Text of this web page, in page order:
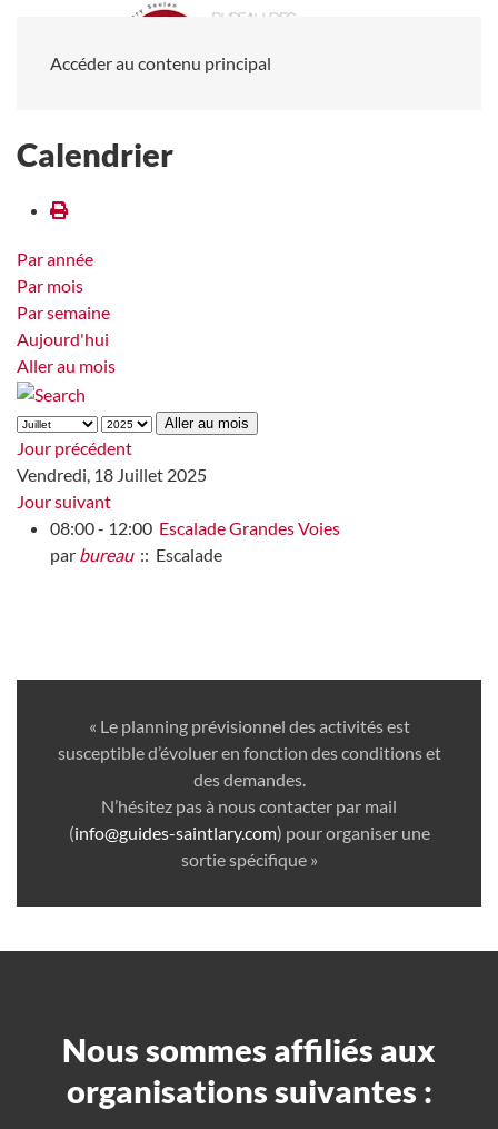
Accéder au contenu principal
Calendrier
Par année
Par mois
Par semaine
Aujourd'hui
Aller au mois
Aller au mois
Jour précédent
Vendredi, 18 Juillet 2025
Jour suivant
08:00 - 12:00 Escalade Grandes Voies
par bureau:: Escalade
« Le planning prévisionnel des activités est
susceptible d’évoluer en fonction des conditions et
des demandes.
N’hésitez pas à nous contacter par mail
(info@guides-saintlary.com) pour organiser une
sortie spécifique »
Nous sommes affiliés aux
organisations suivantes :